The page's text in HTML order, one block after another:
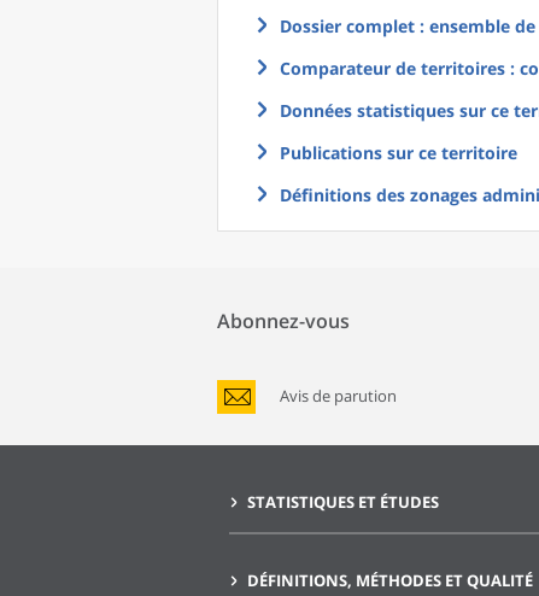
Dossier complet : ensemble
Comparateur de territoires :
Données statistiques sur ce
Publications sur ce territoire
Définitions des zonages
Abonnez-vous
Avis de parution
STATISTIQUES ET ÉTUDES
DÉFINITIONS, MÉTHODES ET QUALITÉ